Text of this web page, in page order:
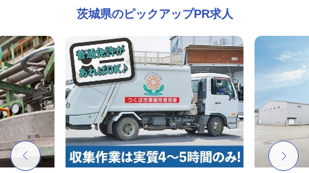
茨城県のピックアップPR求人